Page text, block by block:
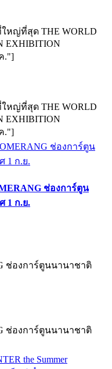
หญ่ที่สุด THE WORLD
EXHIBITION
."]
หญ่ที่สุด THE WORLD
EXHIBITION
."]
ช่องการ์ตูน
1 ก.ย.
ช่องการ์ตูนนานาชาติ
ช่องการ์ตูนนานาชาติ